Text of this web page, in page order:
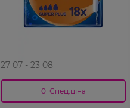
27 07 - 23 08
0_Спец.ціна